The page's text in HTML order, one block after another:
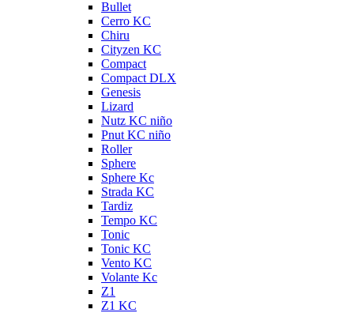
Bullet
Cerro KC
Chiru
Cityzen KC
Compact
Compact DLX
Genesis
Lizard
Nutz KC niño
Pnut KC niño
Roller
Sphere
Sphere Kc
Strada KC
Tardiz
Tempo KC
Tonic
Tonic KC
Vento KC
Volante Kc
Z1
Z1 KC